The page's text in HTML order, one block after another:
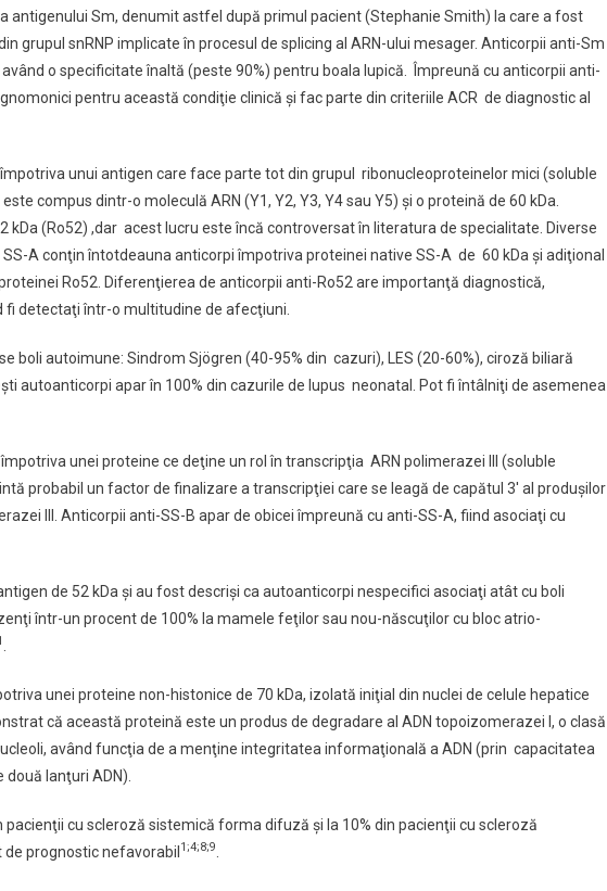
antigenului Sm, denumit astfel după primul pacient (Stephanie Smith) la care a fost
grupul snRNP implicate în procesul de splicing al ARN-ului mesager. Anticorpii anti-Sm
o specificitate înaltă (peste 90%) pentru boala lupică. Împreună cu anticorpii anti-
pentru această condiţie clinică şi fac parte din criteriile ACR de diagnostic al
unui antigen care face parte tot din grupul ribonucleoproteinelor mici (soluble
compus dintr-o moleculă ARN (Y1, Y2, Y3, Y4 sau Y5) şi o proteină de 60 kDa.
kDa (Ro52) ,dar acest lucru este încă controversat în literatura de specialitate. Diverse
A conţin întotdeauna anticorpi împotriva proteinei native SS-A de 60 kDa şi adiţional
Ro52. Diferenţierea de anticorpii anti-Ro52 are importanţă diagnostică,
detectaţi într-o multitudine de afecţiuni.
boli autoimune: Sindrom Sjögren (40-95% din cazuri), LES (20-60%), ciroză biliară
autoanticorpi apar în 100% din cazurile de lupus neonatal. Pot fi întâlniţi de asemenea
unei proteine ce deţine un rol în transcripţia ARN polimerazei III (soluble
probabil un factor de finalizare a transcripţiei care se leagă de capătul 3′ al produşilor
III. Anticorpii anti-SS-B apar de obicei împreună cu anti-SS-A, fiind asociaţi cu
de 52 kDa şi au fost descrişi ca autoanticorpi nespecifici asociaţi atât cu boli
într-un procent de 100% la mamele feţilor sau nou-născuţilor cu bloc atrio-
unei proteine non-histonice de 70 kDa, izolată iniţial din nuclei de celule hepatice
că această proteină este un produs de degradare al ADN topoizomerazei I, o clasă
având funcţia de a menţine integritatea informaţională a ADN (prin capacitatea
două lanţuri ADN).
cu scleroză sistemică forma difuză şi la 10% din pacienţii cu scleroză
prognostic nefavorabil 1;4;8;9